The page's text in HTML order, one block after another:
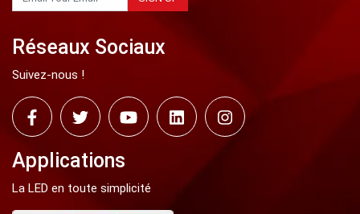
Réseaux Sociaux
Suivez-nous !
Applications
La LED en toute simplicité